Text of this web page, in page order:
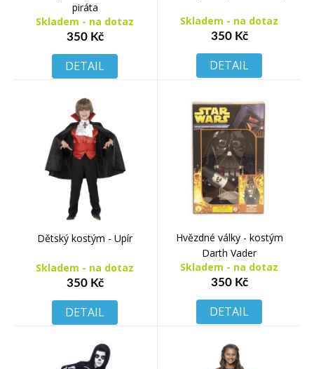
piráta
Skladem - na dotaz
350 Kč
DETAIL
Skladem - na dotaz
350 Kč
DETAIL
Dětský kostým - Upír
Skladem - na dotaz
350 Kč
DETAIL
Hvězdné války - kostým
Darth Vader
Skladem - na dotaz
350 Kč
DETAIL